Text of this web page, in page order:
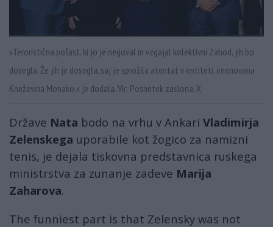
»Teroristična pošast, ki jo je negoval in vzgajal kolektivni Zahod, jih bo
dosegla. Že jih je dosegla, saj je sprožila atentat v entiteti, imenovana
Kneževina Monako,« je dodala. Vir: Posnetek zaslona, X
Države Nata bodo na vrhu v Ankari Vladimirja
Zelenskega uporabile kot žogico za namizni
tenis, je dejala tiskovna predstavnica ruskega
ministrstva za zunanje zadeve Marija
Zaharova.
The funniest part is that Zelensky was not